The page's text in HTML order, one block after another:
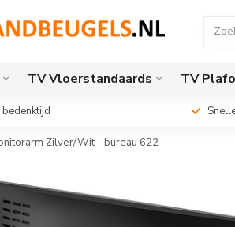
TV Vloerstandaards TV
Zilver/Wit - bureau 622